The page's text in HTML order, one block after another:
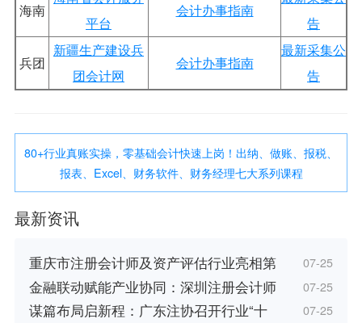
海南
平台
会计办事指南
告
兵团
新疆生产建设兵
团会计网
会计办事指南
最新采集公
告
80+行业真账实操，零基础会计快速上岗！出纳、做账、报税、
报表、Excel、财务软件、财务经理七大系列课程
最新资讯
重庆市注册会计师及资产评估行业亮相第 07-25
金融联动赋能产业协同：深圳注册会计师 07-25
谋篇布局启新程：广东注协召开行业“十 07-25